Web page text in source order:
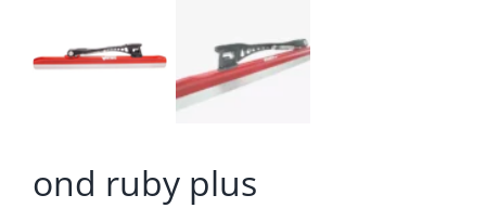
ond ruby plus